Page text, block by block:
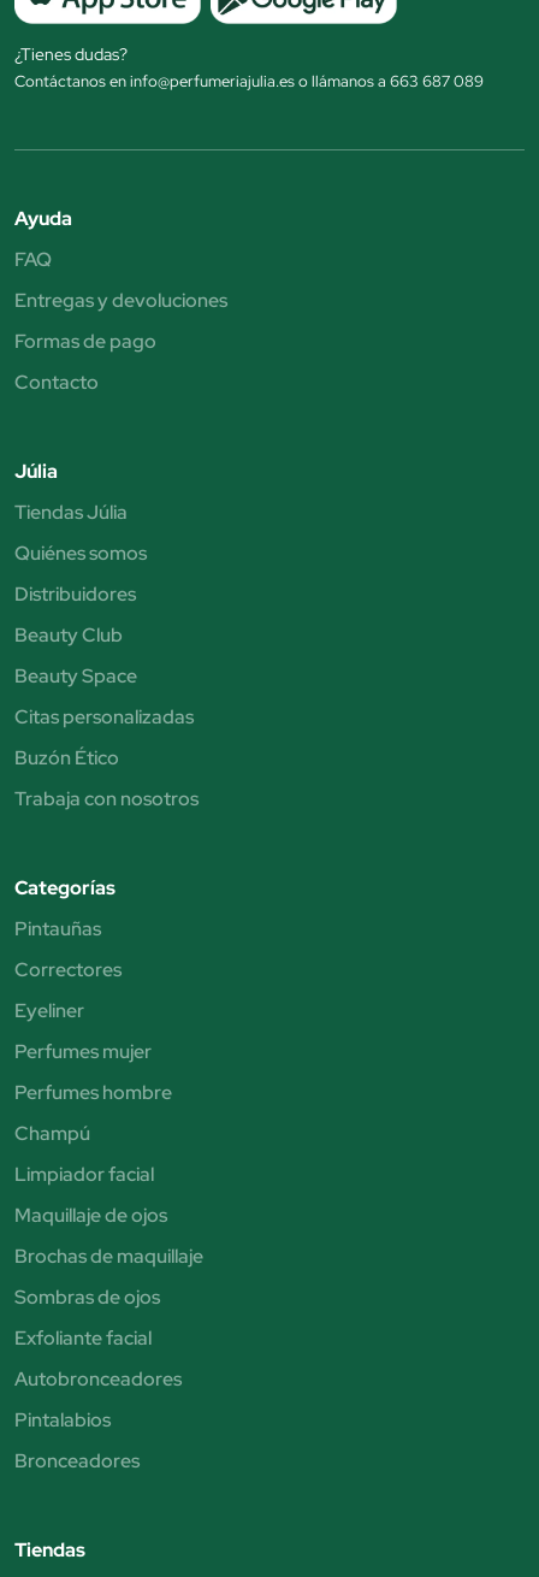
¿Tienes dudas?
Contáctanos en info@perfumeriajulia.es o llámanos a 663 687 089
Ayuda
FAQ
Entregas y devoluciones
Formas de pago
Contacto
Júlia
Tiendas Júlia
Quiénes somos
Distribuidores
Beauty Club
Beauty Space
Citas personalizadas
Buzón Ético
Trabaja con nosotros
Categorías
Pintauñas
Correctores
Eyeliner
Perfumes mujer
Perfumes hombre
Champú
Limpiador facial
Maquillaje de ojos
Brochas de maquillaje
Sombras de ojos
Exfoliante facial
Autobronceadores
Pintalabios
Bronceadores
Tiendas